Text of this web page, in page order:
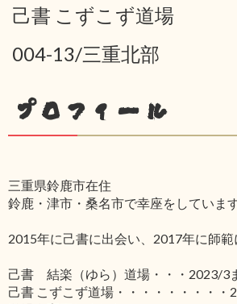
己書 こずこず道場
004-13/三重北部
プロフィール
三重県鈴鹿市在住
鈴鹿・津市・桑名市で幸座をしています
2015年に己書に出会い、2017年に師範
己書 結楽（ゆら）道場・・・2023/3
己書 こずこず道場・・・・・・・・・